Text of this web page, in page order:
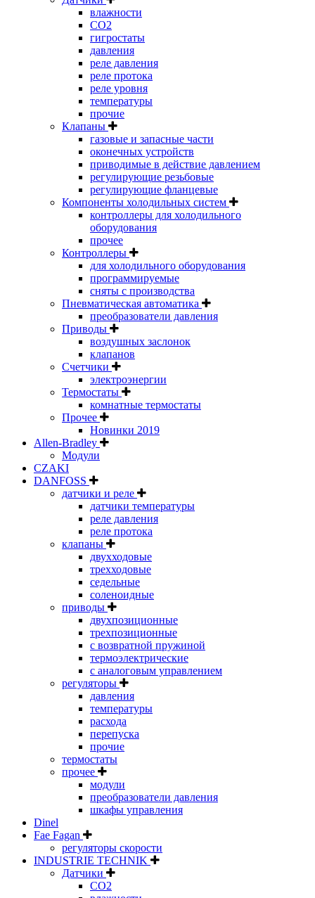
влажности
CO2
гигростаты
давления
реле давления
реле протока
реле уровня
температуры
прочие
Клапаны
газовые и запасные части
оконечных устройств
приводимые в действие давлением
регулирующие резьбовые
регулирующие фланцевые
Компоненты холодильных систем
контроллеры для холодильного
оборудования
прочее
Контроллеры
для холодильного оборудования
программируемые
сняты с производства
Пневматическая автоматика
преобразователи давления
Приводы
воздушных заслонок
клапанов
Счетчики
электроэнергии
Термостаты
комнатные термостаты
Прочее
Новинки 2019
Allen-Bradley
Модули
CZAKI
DANFOSS
датчики и реле
датчики температуры
реле давления
реле протока
клапаны
двухходовые
трехходовые
седельные
соленоидные
приводы
двухпозиционные
трехпозиционные
с возвратной пружиной
термоэлектрические
с аналоговым управлением
регуляторы
давления
температуры
расхода
перепуска
прочие
термостаты
прочее
модули
преобразователи давления
шкафы управления
Dinel
Fae Fagan
регуляторы скорости
INDUSTRIE TECHNIK
Датчики
CO2